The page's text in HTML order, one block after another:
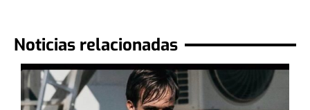
Noticias relacionadas